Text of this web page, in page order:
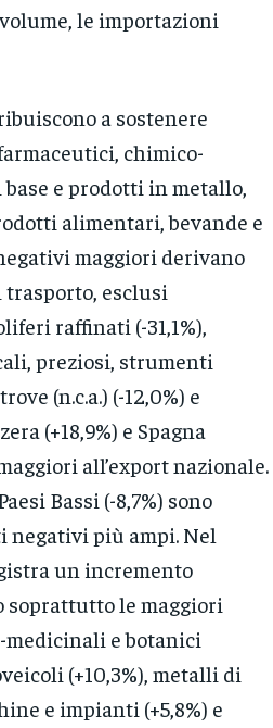
volume, le importazioni
a sostenere
chimico-
e prodotti in metallo,
alimentari, bevande e
maggiori derivano
esclusi
raffinati (-31,1%),
preziosi, strumenti
(n.c.a.) (-12,0%) e
(+18,9%) e Spagna
all’export nazionale.
Bassi (-8,7%) sono
negativi più ampi. Nel
un incremento
soprattutto le maggiori
e botanici
(+10,3%), metalli di
e impianti (+5,8%) e